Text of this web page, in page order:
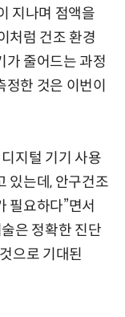
지나며 점액을
처럼 건조 환경
가 줄어드는 과정
한 것은 이번이
지털 기기 사용
있는데, 안구건조
필요하다”면서
은 정확한 진단
으로 기대된